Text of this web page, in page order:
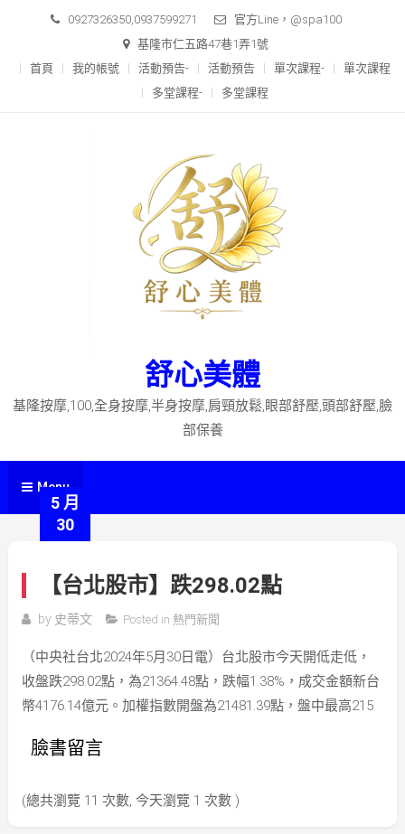
content
0927326350,0937599271
官方Line，@spa100
基隆市仁五路47巷1弄1號
首頁
我的帳號 活動預告- 活動預告 單次課程-
單次課程
多堂課程-
多堂課程
舒心美體
基隆按摩,100,全身按摩,半身按摩,肩頸放鬆,眼部舒壓,頭部舒壓,臉
部保養
Menu
5 月
30
【台北股市】跌298.02點
by 史蒂文 Posted in 熱門新聞
（中央社台北2024年5月30日電）台北股市今天開低走低，
收盤跌298.02點，為21364.48點，跌幅1.38%，成交金額新台
幣4176.14億元。加權指數開盤為21481.39點，盤中最高215
臉書留言
(總共瀏覽 11 次數, 今天瀏覽 1 次數 )